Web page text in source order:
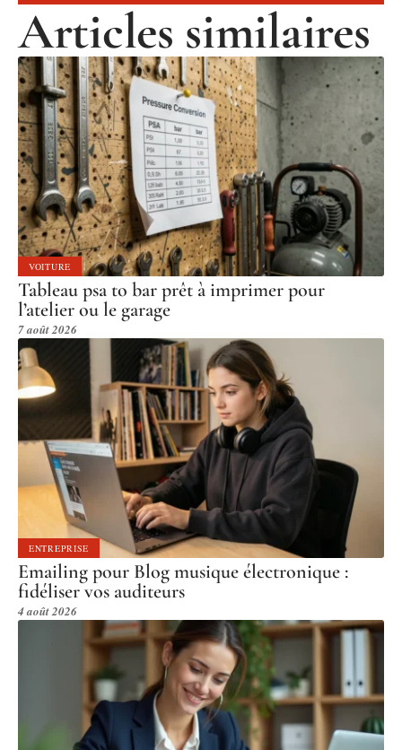
Articles similaires
VOITURE
Tableau psa to bar prêt à imprimer pour
l’atelier ou le garage
7 août 2026
ENTREPRISE
Emailing pour Blog musique électronique :
fidéliser vos auditeurs
4 août 2026